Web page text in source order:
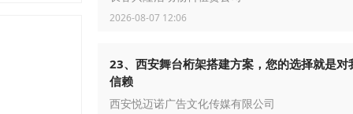
2026-08-07 12:06
23、西安舞台桁架搭建方案，您的选择就是对
信赖
西安悦迈诺广告文化传媒有限公司